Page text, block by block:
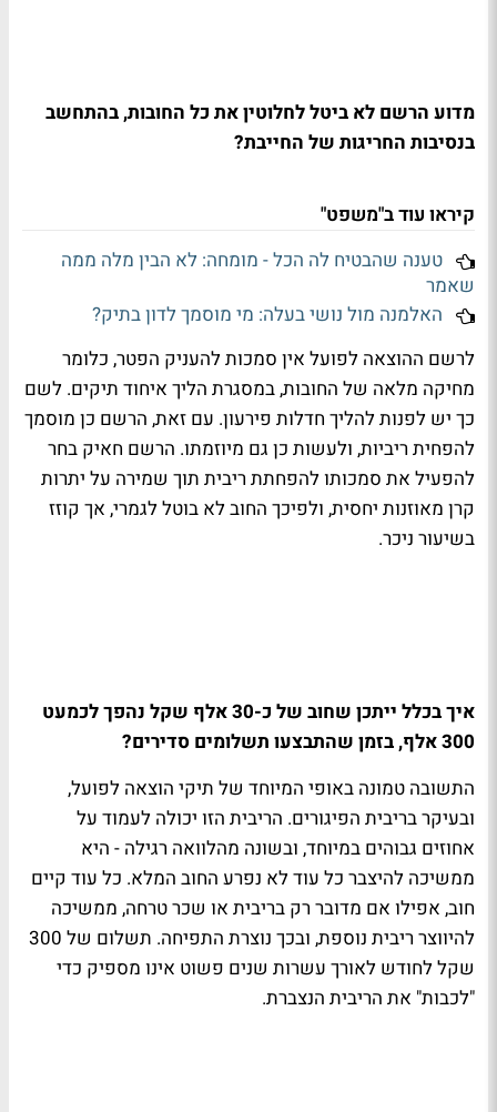
מדוע הרשם לא ביטל לחלוטין את כל החובות, בהתחשב
בנסיבות החריגות של החייבת?
קיראו עוד ב"משפט"
טענה שהבטיח לה הכל - מומחה: לא הבין מלה ממה
שאמר
האלמנה מול נושי בעלה: מי מוסמך לדון בתיק?
לרשם ההוצאה לפועל אין סמכות להעניק הפטר, כלומר
מחיקה מלאה של החובות, במסגרת הליך איחוד תיקים. לשם
כך יש לפנות להליך חדלות פירעון. עם זאת, הרשם כן מוסמך
להפחית ריביות, ולעשות כן גם מיוזמתו. הרשם חאיק בחר
להפעיל את סמכותו להפחתת ריבית תוך שמירה על יתרות
קרן מאוזנות יחסית, ולפיכך החוב לא בוטל לגמרי, אך קוזז
בשיעור ניכר.
איך בכלל ייתכן שחוב של כ-30 אלף שקל נהפך לכמעט
300 אלף, בזמן שהתבצעו תשלומים סדירים?
התשובה טמונה באופי המיוחד של תיקי הוצאה לפועל,
ובעיקר בריבית הפיגורים. הריבית הזו יכולה לעמוד על
אחוזים גבוהים במיוחד, ובשונה מהלוואה רגילה - היא
ממשיכה להיצבר כל עוד לא נפרע החוב המלא. כל עוד קיים
חוב, אפילו אם מדובר רק בריבית או שכר טרחה, ממשיכה
להיווצר ריבית נוספת, ובכך נוצרת התפיחה. תשלום של 300
שקל לחודש לאורך עשרות שנים פשוט אינו מספיק כדי
"לכבות" את הריבית הנצברת.